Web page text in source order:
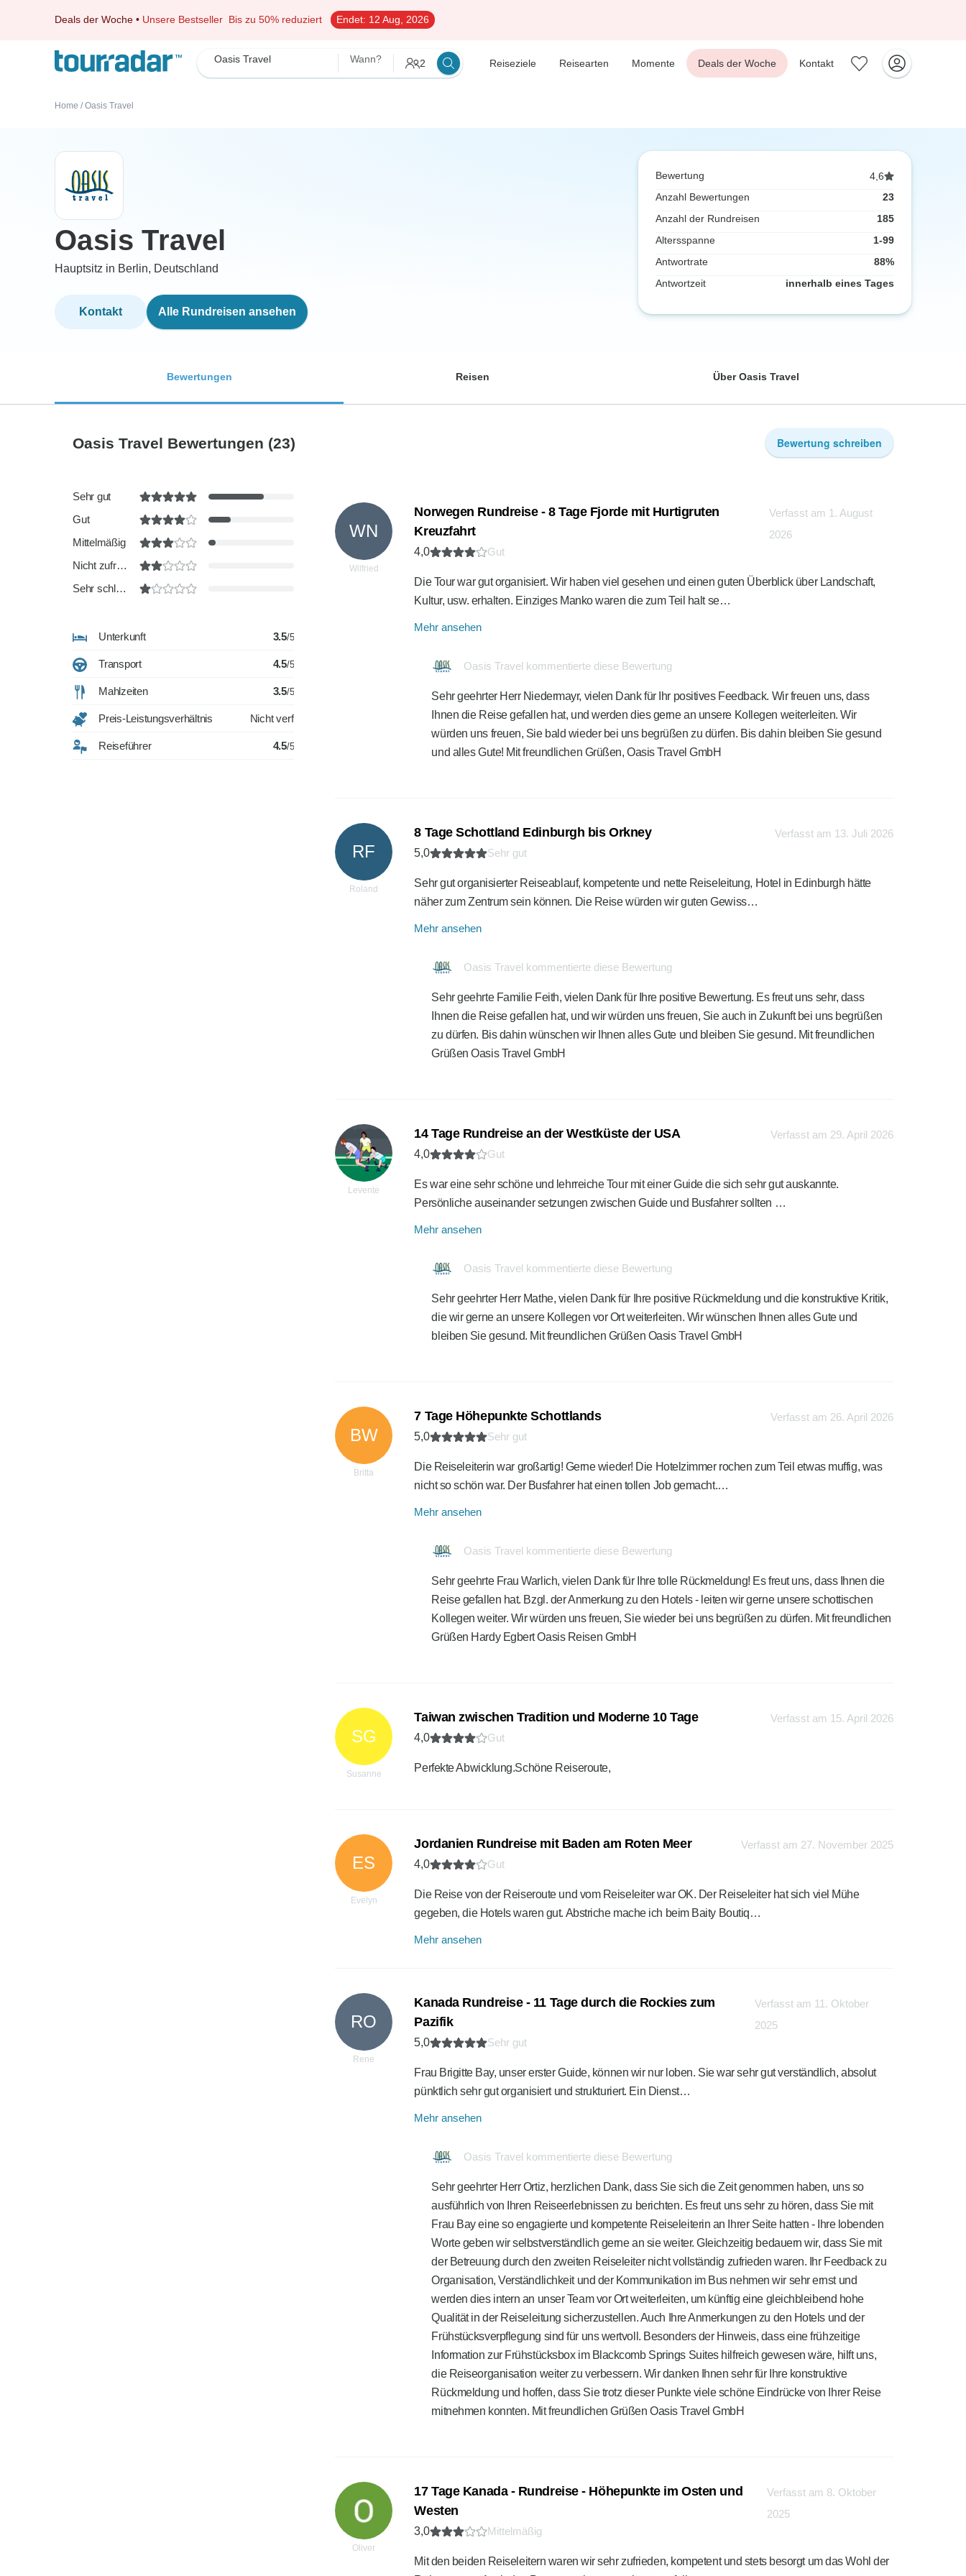
Deals der Woche • Unsere Bestseller Bis zu 50% reduziert Endet: 12 Aug, 2026
Oasis Travel Wann? 2 Reiseziele Reisearten Momente Deals der Woche Kontakt
Home / Oasis Travel
Oasis Travel
Hauptsitz in Berlin, Deutschland
Kontakt Alle Rundreisen ansehen
Bewertung
4,6
Anzahl Bewertungen
23
Anzahl der Rundreisen
185
Altersspanne
1-99
Antwortrate
88%
Antwortzeit
innerhalb eines Tages
Bewertungen Reisen Über Oasis Travel
Oasis Travel Bewertungen (23) Bewertung schreiben
Sehr gut
Gut
Mittelmäßig
Nicht zufriedenstellend
Sehr schlecht
Unterkunft 3.5/5
Transport 4.5/5
Mahlzeiten 3.5/5
Preis-Leistungsverhältnis Nicht verfügbar
Reiseführer 4.5/5
WN
Wilfried
Norwegen Rundreise - 8 Tage Fjorde mit Hurtigruten
Kreuzfahrt
4,0 Gut
Verfasst am 1. August
2026
Die Tour war gut organisiert. Wir haben viel gesehen und einen guten Überblick über Landschaft,
Kultur, usw. erhalten. Einziges Manko waren die zum Teil halt se…
Mehr ansehen
Oasis Travel kommentierte diese Bewertung
Sehr geehrter Herr Niedermayr, vielen Dank für Ihr positives Feedback. Wir freuen uns, dass
Ihnen die Reise gefallen hat, und werden dies gerne an unsere Kollegen weiterleiten. Wir
würden uns freuen, Sie bald wieder bei uns begrüßen zu dürfen. Bis dahin bleiben Sie gesund
und alles Gute! Mit freundlichen Grüßen, Oasis Travel GmbH
RF
Roland
8 Tage Schottland Edinburgh bis Orkney
5,0 Sehr gut
Verfasst am 13. Juli 2026
Sehr gut organisierter Reiseablauf, kompetente und nette Reiseleitung, Hotel in Edinburgh hätte
näher zum Zentrum sein können. Die Reise würden wir guten Gewiss…
Mehr ansehen
Oasis Travel kommentierte diese Bewertung
Sehr geehrte Familie Feith, vielen Dank für Ihre positive Bewertung. Es freut uns sehr, dass
Ihnen die Reise gefallen hat, und wir würden uns freuen, Sie auch in Zukunft bei uns begrüßen
zu dürfen. Bis dahin wünschen wir Ihnen alles Gute und bleiben Sie gesund. Mit freundlichen
Grüßen Oasis Travel GmbH
Levente
14 Tage Rundreise an der Westküste der USA
4,0 Gut
Verfasst am 29. April 2026
Es war eine sehr schöne und lehrreiche Tour mit einer Guide die sich sehr gut auskannte.
Persönliche auseinander setzungen zwischen Guide und Busfahrer sollten …
Mehr ansehen
Oasis Travel kommentierte diese Bewertung
Sehr geehrter Herr Mathe, vielen Dank für Ihre positive Rückmeldung und die konstruktive Kritik,
die wir gerne an unsere Kollegen vor Ort weiterleiten. Wir wünschen Ihnen alles Gute und
bleiben Sie gesund. Mit freundlichen Grüßen Oasis Travel GmbH
BW
Britta
7 Tage Höhepunkte Schottlands
5,0 Sehr gut
Verfasst am 26. April 2026
Die Reiseleiterin war großartig! Gerne wieder! Die Hotelzimmer rochen zum Teil etwas muffig, was
nicht so schön war. Der Busfahrer hat einen tollen Job gemacht.…
Mehr ansehen
Oasis Travel kommentierte diese Bewertung
Sehr geehrte Frau Warlich, vielen Dank für Ihre tolle Rückmeldung! Es freut uns, dass Ihnen die
Reise gefallen hat. Bzgl. der Anmerkung zu den Hotels - leiten wir gerne unsere schottischen
Kollegen weiter. Wir würden uns freuen, Sie wieder bei uns begrüßen zu dürfen. Mit freundlichen
Grüßen Hardy Egbert Oasis Reisen GmbH
SG
Susanne
Taiwan zwischen Tradition und Moderne 10 Tage
4,0 Gut
Verfasst am 15. April 2026
Perfekte Abwicklung.Schöne Reiseroute,
ES
Evelyn
Jordanien Rundreise mit Baden am Roten Meer
4,0 Gut
Verfasst am 27. November 2025
Die Reise von der Reiseroute und vom Reiseleiter war OK. Der Reiseleiter hat sich viel Mühe
gegeben, die Hotels waren gut. Abstriche mache ich beim Baity Boutiq…
Mehr ansehen
RO
Rene
Kanada Rundreise - 11 Tage durch die Rockies zum
Pazifik
5,0 Sehr gut
Verfasst am 11. Oktober
2025
Frau Brigitte Bay, unser erster Guide, können wir nur loben. Sie war sehr gut verständlich, absolut
pünktlich sehr gut organisiert und strukturiert. Ein Dienst…
Mehr ansehen
Oasis Travel kommentierte diese Bewertung
Sehr geehrter Herr Ortiz, herzlichen Dank, dass Sie sich die Zeit genommen haben, uns so
ausführlich von Ihren Reiseerlebnissen zu berichten. Es freut uns sehr zu hören, dass Sie mit
Frau Bay eine so engagierte und kompetente Reiseleiterin an Ihrer Seite hatten - Ihre lobenden
Worte geben wir selbstverständlich gerne an sie weiter. Gleichzeitig bedauern wir, dass Sie mit
der Betreuung durch den zweiten Reiseleiter nicht vollständig zufrieden waren. Ihr Feedback zu
Organisation, Verständlichkeit und der Kommunikation im Bus nehmen wir sehr ernst und
werden dies intern an unser Team vor Ort weiterleiten, um künftig eine gleichbleibend hohe
Qualität in der Reiseleitung sicherzustellen. Auch Ihre Anmerkungen zu den Hotels und der
Frühstücksverpflegung sind für uns wertvoll. Besonders der Hinweis, dass eine frühzeitige
Information zur Frühstücksbox im Blackcomb Springs Suites hilfreich gewesen wäre, hilft uns,
die Reiseorganisation weiter zu verbessern. Wir danken Ihnen sehr für Ihre konstruktive
Rückmeldung und hoffen, dass Sie trotz dieser Punkte viele schöne Eindrücke von Ihrer Reise
mitnehmen konnten. Mit freundlichen Grüßen Oasis Travel GmbH
Oliver
17 Tage Kanada - Rundreise - Höhepunkte im Osten und
Westen
3,0 Mittelmäßig
Verfasst am 8. Oktober
2025
Mit den beiden Reiseleitern waren wir sehr zufrieden, kompetent und stets besorgt um das Wohl der